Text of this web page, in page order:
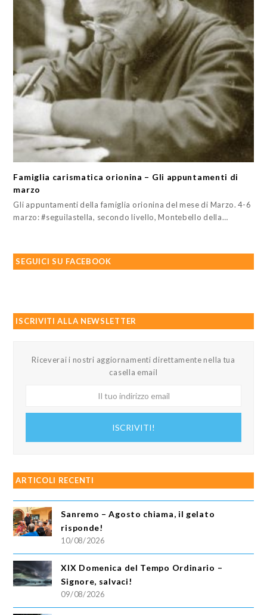
Famiglia carismatica orionina – Gli appuntamenti di
marzo
Gli appuntamenti della famiglia orionina del mese di Marzo. 4-6
marzo: #seguilastella, secondo livello, Montebello della…
SEGUICI SU FACEBOOK
ISCRIVITI ALLA NEWSLETTER
Riceverai i nostri aggiornamenti direttamente nella tua
casella email
ISCRIVITI!
ARTICOLI RECENTI
Sanremo – Agosto chiama, il gelato
risponde!
10/08/2026
XIX Domenica del Tempo Ordinario –
Signore, salvaci!
09/08/2026